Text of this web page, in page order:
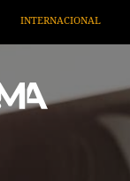
TV MIGRANTE INFORMA